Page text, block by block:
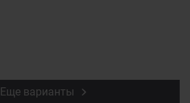
Еще варианты